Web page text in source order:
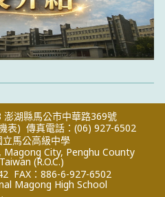
湖縣馬公市中華路369號
表) 傳真電話：(06) 927-6502
馬公高級中學
City, Penghu County
(R.O.C.)
FAX：886-6-927-6502
Magong High School